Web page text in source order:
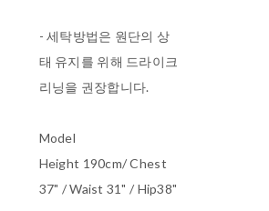
- 세탁방법은 원단의 상
태 유지를 위해 드라이크
리닝을 권장합니다.
Model
Height 190cm/ Chest
37" / Waist 31" / Hip38"